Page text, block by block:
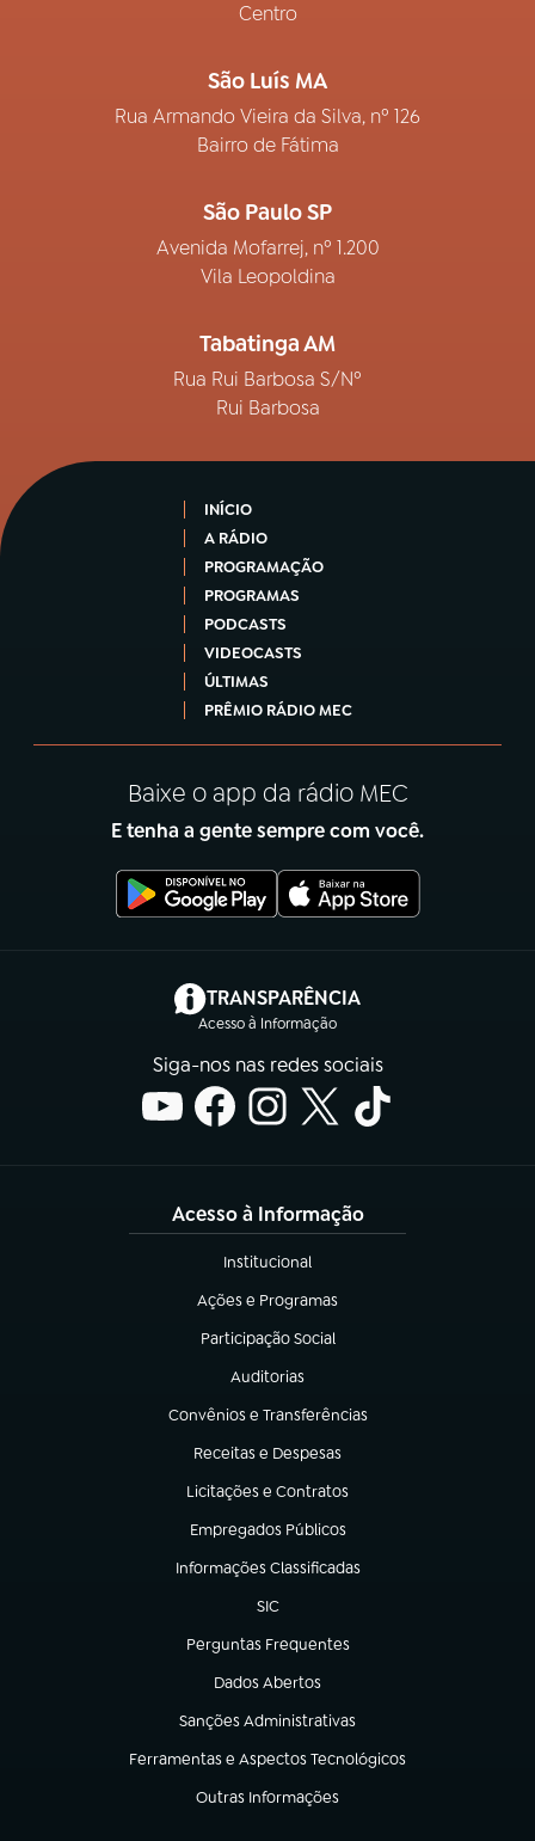
Centro
São Luís MA
Rua Armando Vieira da Silva, nº 126
Bairro de Fátima
São Paulo SP
Avenida Mofarrej, nº 1.200
Vila Leopoldina
Tabatinga AM
Rua Rui Barbosa S/Nº
Rui Barbosa
INÍCIO
A RÁDIO
PROGRAMAÇÃO
PROGRAMAS
PODCASTS
VIDEOCASTS
ÚLTIMAS
PRÊMIO RÁDIO MEC
Baixe o app da rádio MEC
E tenha a gente sempre com você.
TRANSPARÊNCIA
Acesso à Informação
(abre em nova aba)
Siga-nos nas redes sociais
Acesso à Informação
Institucional
(abre em nova aba)
Ações e Programas
(abre em nova aba)
Participação Social
(abre em nova aba)
Auditorias
(abre em nova aba)
Convênios e Transferências
(abre em nova aba)
Receitas e Despesas
(abre em nova aba)
Licitações e Contratos
(abre em nova aba)
Empregados Públicos
(abre em nova aba)
Informações Classificadas
(abre em nova aba)
SIC
(abre em nova aba)
Perguntas Frequentes
(abre em nova aba)
Dados Abertos
(abre em nova aba)
Sanções Administrativas
(abre em nova aba)
Ferramentas e Aspectos Tecnológicos
(abre em nova aba)
Outras Informações
(abre em nova aba)